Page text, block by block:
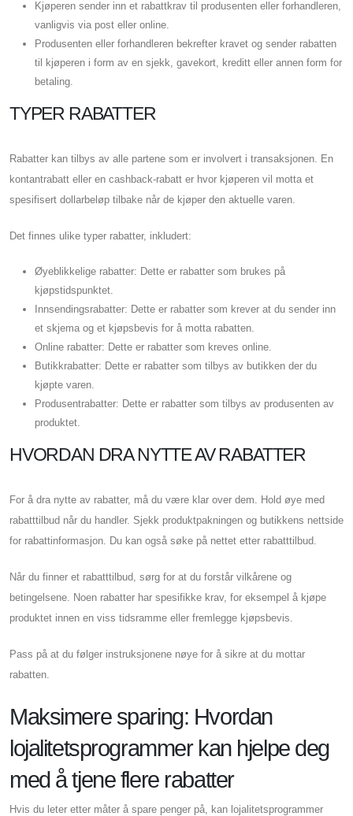
Kjøperen sender inn et rabattkrav til produsenten eller forhandleren,
vanligvis via post eller online.
Produsenten eller forhandleren bekrefter kravet og sender rabatten
til kjøperen i form av en sjekk, gavekort, kreditt eller annen form for
betaling.
TYPER RABATTER
Rabatter kan tilbys av alle partene som er involvert i transaksjonen. En
kontantrabatt eller en cashback-rabatt er hvor kjøperen vil motta et
spesifisert dollarbeløp tilbake når de kjøper den aktuelle varen.
Det finnes ulike typer rabatter, inkludert:
Øyeblikkelige rabatter: Dette er rabatter som brukes på
kjøpstidspunktet.
Innsendingsrabatter: Dette er rabatter som krever at du sender inn
et skjema og et kjøpsbevis for å motta rabatten.
Online rabatter: Dette er rabatter som kreves online.
Butikkrabatter: Dette er rabatter som tilbys av butikken der du
kjøpte varen.
Produsentrabatter: Dette er rabatter som tilbys av produsenten av
produktet.
HVORDAN DRA NYTTE AV RABATTER
For å dra nytte av rabatter, må du være klar over dem. Hold øye med
rabatttilbud når du handler. Sjekk produktpakningen og butikkens nettside
for rabattinformasjon. Du kan også søke på nettet etter rabatttilbud.
Når du finner et rabatttilbud, sørg for at du forstår vilkårene og
betingelsene. Noen rabatter har spesifikke krav, for eksempel å kjøpe
produktet innen en viss tidsramme eller fremlegge kjøpsbevis.
Pass på at du følger instruksjonene nøye for å sikre at du mottar
rabatten.
Maksimere sparing: Hvordan
lojalitetsprogrammer kan hjelpe deg
med å tjene flere rabatter
Hvis du leter etter måter å spare penger på, kan lojalitetsprogrammer